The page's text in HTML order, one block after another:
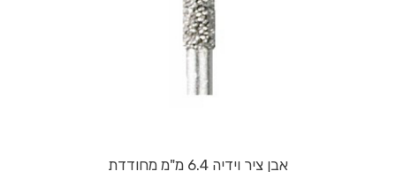
אבן ציר וידיה 6.4 מ"מ מחודדת